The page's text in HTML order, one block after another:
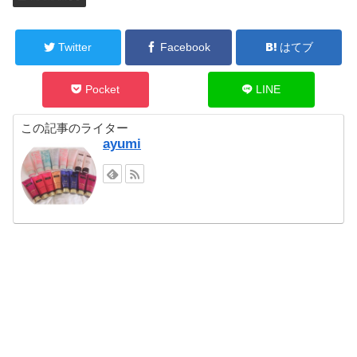
Twitter Facebook はてブ
Pocket LINE
この記事のライター
ayumi